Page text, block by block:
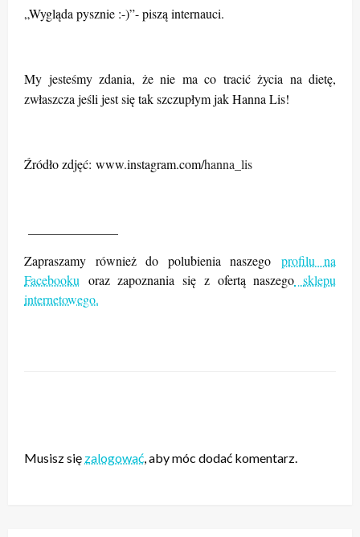
„Wygląda pysznie :-)”- piszą internauci.
My jesteśmy zdania, że nie ma co tracić życia na dietę,
zwłaszcza jeśli jest się tak szczupłym jak Hanna Lis!
Źródło zdjęć: www.instagram.com/hanna_lis
Zapraszamy również do polubienia naszego profilu na
Facebooku oraz zapoznania się z ofertą naszego sklepu
internetowego.
Musisz się zalogować, aby móc dodać komentarz.